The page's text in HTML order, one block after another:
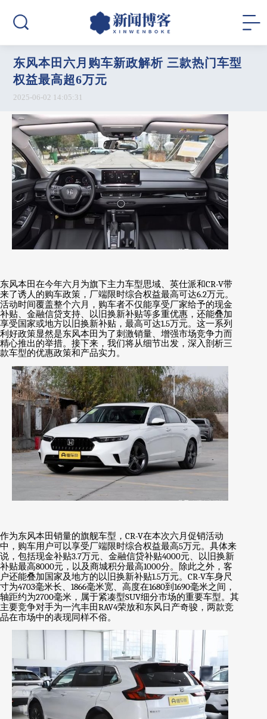
东风本田六月购车新政解析 三款热门车型
权益最高超6万元
2025-06-02 14:05:31
东风本田在今年六月为旗下主力车型思域、英仕派和CR-V带
来了诱人的购车政策，厂端限时综合权益最高可达6.2万元。
活动时间覆盖整个六月，购车者不仅能享受厂家给予的现金
补贴、金融信贷支持、以旧换新补贴等多重优惠，还能叠加
享受国家或地方以旧换新补贴，最高可达1.5万元。这一系列
利好政策显然是东风本田为了刺激销量、增强市场竞争力而
精心推出的举措。接下来，我们将从细节出发，深入剖析三
款车型的优惠政策和产品实力。
作为东风本田销量的旗舰车型， CR-V在本次六月促销活动
中，购车用户可以享受厂端限时综合权益最高5万元。具体来
说，包括现金补贴3.7万元、金融信贷补贴4000元、以旧换新
补贴最高8000元，以及商城积分最高1000分。除此之外，客
户还能叠加国家及地方的以旧换新补贴1.5万元。 CR-V车身尺
寸为4703毫米长、 1866毫米宽、高度在1680到 1690毫米之间，
轴距约为2700毫米，属于紧凑型SUV细分市场的重要车型。其
主要竞争对手为一汽丰田RAV4荣放和东风日产奇骏，两款竞
品在市场中的表现同样不俗。